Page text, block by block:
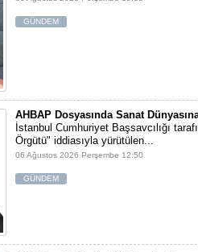
GÜNDEM
AHBAP Dosyasında Sanat
İstanbul Cumhuriyet Başsavcılığı
Örgütü" iddiasıyla yürütülen...
06 Ağustos 2026 Perşembe 12:50
GÜNDEM